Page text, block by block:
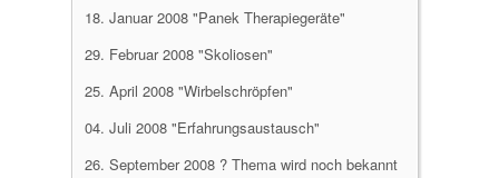
18. Januar 2008 "Panek Therapiegeräte"
29. Februar 2008 "Skoliosen"
25. April 2008 "Wirbelschröpfen"
04. Juli 2008 "Erfahrungsaustausch"
26. September 2008 ? Thema wird noch bekannt